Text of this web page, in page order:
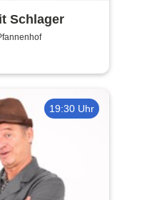
Schlager
19:30 Uhr